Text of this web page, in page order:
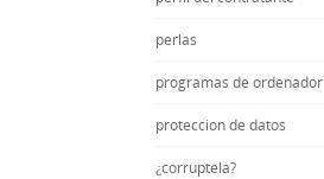
perlas
programas de ordenador
proteccion de datos
¿corruptela?